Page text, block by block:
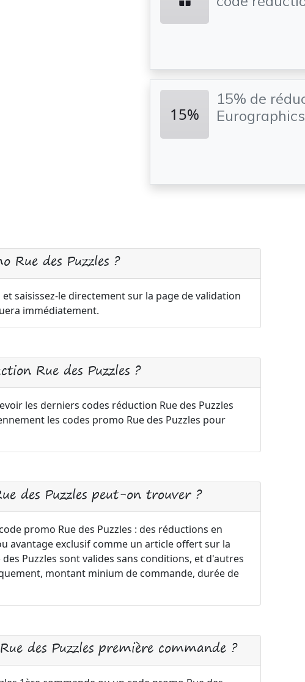
15%
15% de
Eurographics
Rue des Puzzles ?
saisissez-le directement sur la page de validation
immédiatement.
Rue des Puzzles ?
les derniers codes réduction Rue des Puzzles
les codes promo Rue des Puzzles pour
des Puzzles peut-on trouver ?
promo Rue des Puzzles : des réductions en
avantage exclusif comme un article offert sur la
Puzzles sont valides sans conditions, et d'autres
montant minium de commande, durée de
des Puzzles première commande ?